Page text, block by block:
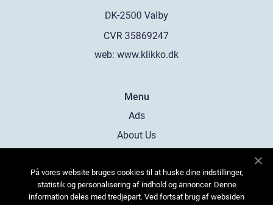
web: www.klikko.dk
Menu
Ads
About Us
Contact
Sitemap
På vores website bruges cookies til at huske dine indstillinger,
statistik og personalisering af indhold og annoncer. Denne
information deles med tredjepart. Ved fortsat brug af websiden